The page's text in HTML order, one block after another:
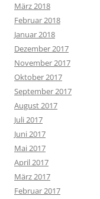
März 2018
Februar 2018
Januar 2018
Dezember 2017
November 2017
Oktober 2017
September 2017
August 2017
Juli 2017
Juni 2017
Mai 2017
April 2017
März 2017
Februar 2017